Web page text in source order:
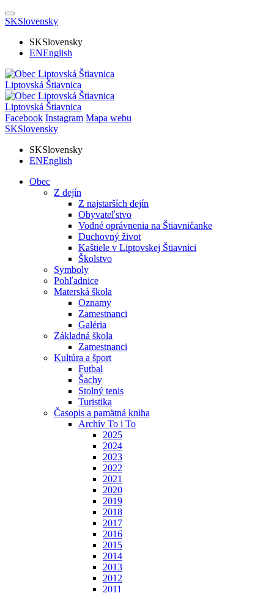
SKSlovensky
SKSlovensky
ENEnglish
Liptovská Štiavnica
Liptovská Štiavnica
Facebook Instagram Mapa webu
SKSlovensky
SKSlovensky
ENEnglish
Obec
Z dejín
Z najstarších dejín
Obyvateľstvo
Vodné oprávnenia na Štiavničanke
Duchovný život
Kaštiele v Liptovskej Štiavnici
Školstvo
Symboly
Pohľadnice
Materská škola
Oznamy
Zamestnanci
Galéria
Základná škola
Zamestnanci
Kultúra a šport
Futbal
Šachy
Stolný tenis
Turistika
Časopis a pamätná kniha
Archív To i To
2025
2024
2023
2022
2021
2020
2019
2018
2017
2016
2015
2014
2013
2012
2011